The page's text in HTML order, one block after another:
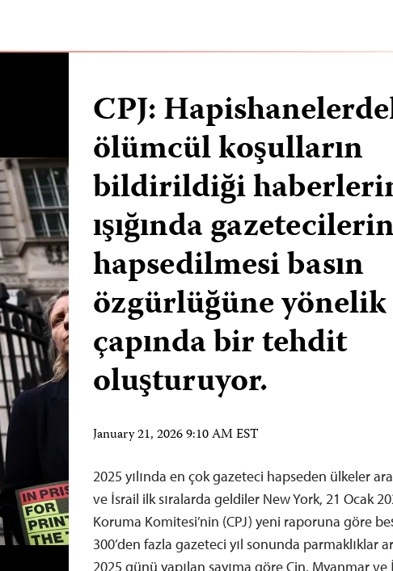
CPJ:
ölümcül koşulların
bildirildiği
ışığında gazetecilerin
hapsedilmesi basın
özgürlüğüne
çapında bir tehdit
oluşturuyor.
January 21, 2026 9:10 AM EST
2025 yılında en çok gazeteci hapseden ülkeler
ve İsrail ilk sıralarda geldiler New York, 21 Ocak
Koruma Komitesi’nin (CPJ) yeni raporuna göre
300’den fazla gazeteci yıl sonunda parmaklıklar
2025 günü yapılan sayıma göre Çin, Myanmar ve